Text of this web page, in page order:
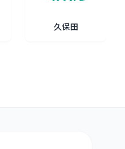
久保田